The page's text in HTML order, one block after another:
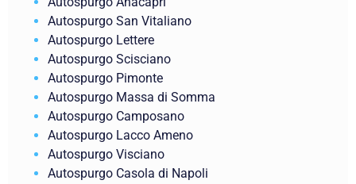
Autospurgo San Vitaliano
Autospurgo Lettere
Autospurgo Scisciano
Autospurgo Pimonte
Autospurgo Massa di Somma
Autospurgo Camposano
Autospurgo Lacco Ameno
Autospurgo Visciano
Autospurgo Casola di Napoli